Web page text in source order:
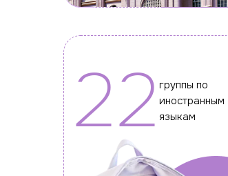
22 группы по
иностранным
языкам